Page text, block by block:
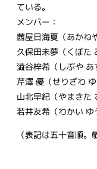
ている。
メンバー：
茜屋日海夏（あかね
久保田未夢（くぼた
澁谷梓希（しぶや あ
芹澤 優（せりざわ ゆ
山北早紀（やまきた
若井友希（わかい ゆ
（表記は五十音順。